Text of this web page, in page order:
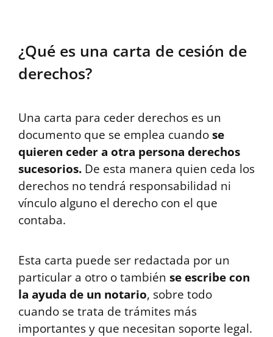
¿Qué es una carta de cesión de
derechos?
Una carta para ceder derechos es un
documento que se emplea cuandose
quieren ceder a otra persona derechos
sucesorios. De esta manera quien ceda los
derechos no tendrá responsabilidad ni
vínculo alguno el derecho con el que
contaba.
Esta carta puede ser redactada por un
particular a otro o también se escribe con
la ayuda de un notario, sobre todo
cuando se trata de trámites más
importantes y que necesitan soporte legal.